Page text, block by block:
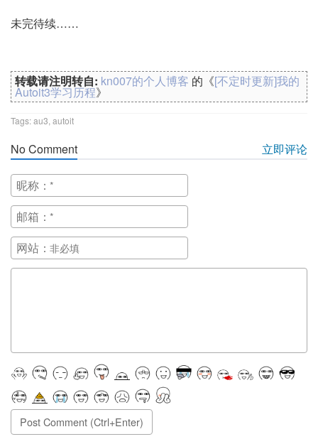
未完待续……
转载请注明转自: kn007的个人博客 的《[不定时更新]我的
Autoit3学习历程》
Tags:au3 autoit
No Comment 立即评论
昵称：
邮箱：
网站：